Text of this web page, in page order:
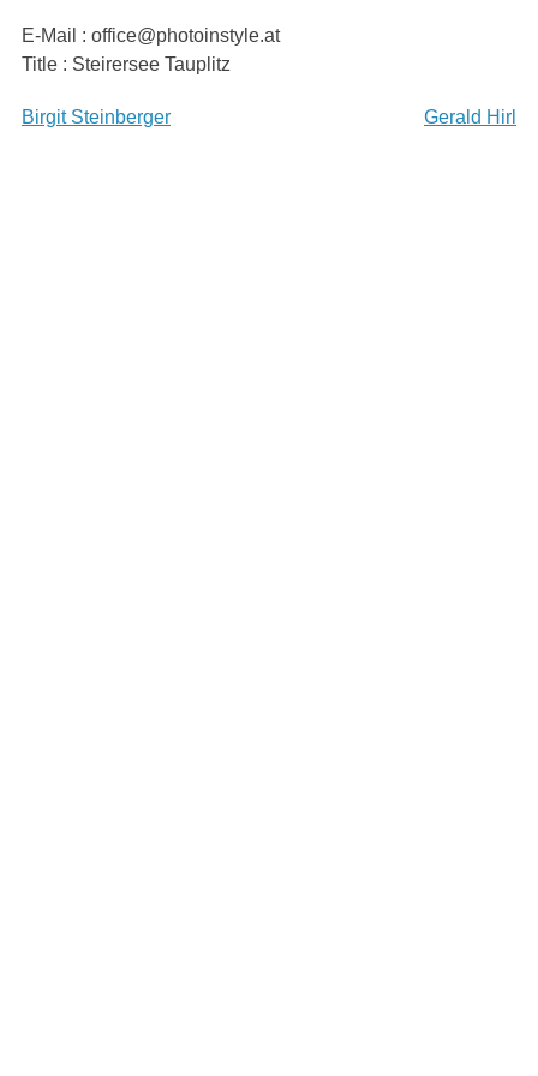
content
E-Mail : office@photoinstyle.at
Title : Steirersee Tauplitz
Beitragsnavigation
Birgit Steinberger Gerald Hirl